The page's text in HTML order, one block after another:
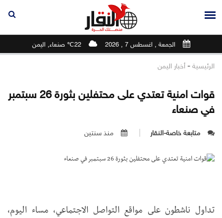
الجمعة , اغسطس 7 , 2026 22℃ صنعاء, اليمن
الرئيسية - أخبار اليمن
قوات امنية تعتدي على محتفلين بثورة 26 سبتمبر
في صنعاء
متابعة خاصة-النقار منذ سنتين
تداول ناشطون على مواقع التواصل الاجتماعي، مساء اليوم،